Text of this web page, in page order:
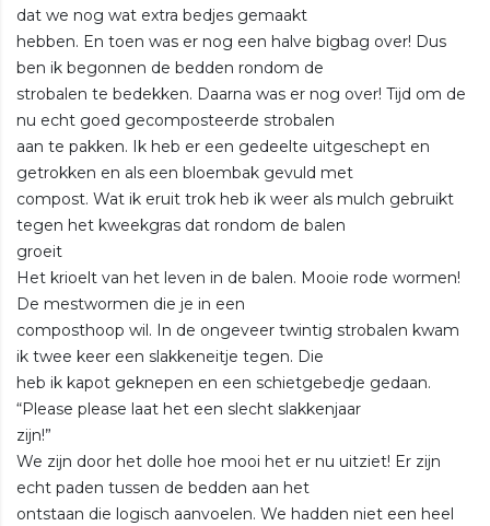
dat we nog wat extra bedjes gemaakt
hebben. En toen was er nog een halve bigbag over! Dus
ben ik begonnen de bedden rondom de
strobalen te bedekken. Daarna was er nog over! Tijd om de
nu echt goed gecomposteerde strobalen
aan te pakken. Ik heb er een gedeelte uitgeschept en
getrokken en als een bloembak gevuld met
compost. Wat ik eruit trok heb ik weer als mulch gebruikt
tegen het kweekgras dat rondom de balen
groeit
Het krioelt van het leven in de balen. Mooie rode wormen!
De mestwormen die je in een
composthoop wil. In de ongeveer twintig strobalen kwam
ik twee keer een slakkeneitje tegen. Die
heb ik kapot geknepen en een schietgebedje gedaan.
“Please please laat het een slecht slakkenjaar
zijn!”
We zijn door het dolle hoe mooi het er nu uitziet! Er zijn
echt paden tussen de bedden aan het
ontstaan die logisch aanvoelen. We hadden niet een heel